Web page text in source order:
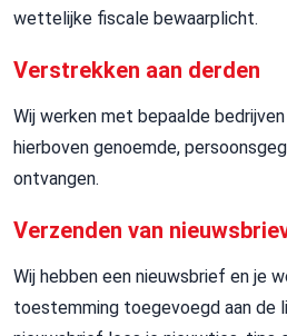
wettelijke fiscale bewaarplicht.
Verstrekken aan derden
Wij werken met bepaalde bedrijven
hierboven genoemde,
ontvangen.
Verzenden van
Wij hebben een nieuwsbrief en je
toestemming toegevoegd aan de